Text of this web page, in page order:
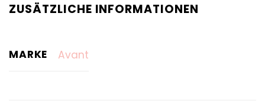
ZUSÄTZLICHE INFORMATIONEN
MARKE Avant